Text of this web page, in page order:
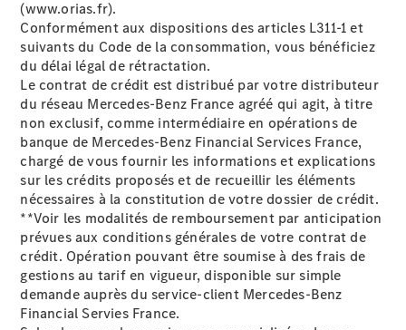
(www.orias.fr).
Conformément aux dispositions des articles L311-1 et
suivants du Code de la consommation, vous bénéficiez
du délai légal de rétractation.
Le contrat de crédit est distribué par votre distributeur
du réseau Mercedes-Benz France agréé qui agit, à titre
non exclusif, comme intermédiaire en opérations de
banque de Mercedes-Benz Financial Services France,
chargé de vous fournir les informations et explications
sur les crédits proposés et de recueillir les éléments
nécessaires à la constitution de votre dossier de crédit.
**Voir les modalités de remboursement par anticipation
prévues aux conditions générales de votre contrat de
crédit. Opération pouvant être soumise à des frais de
gestions au tarif en vigueur, disponible sur simple
demande auprès du service-client Mercedes-Benz
Financial Servies France.